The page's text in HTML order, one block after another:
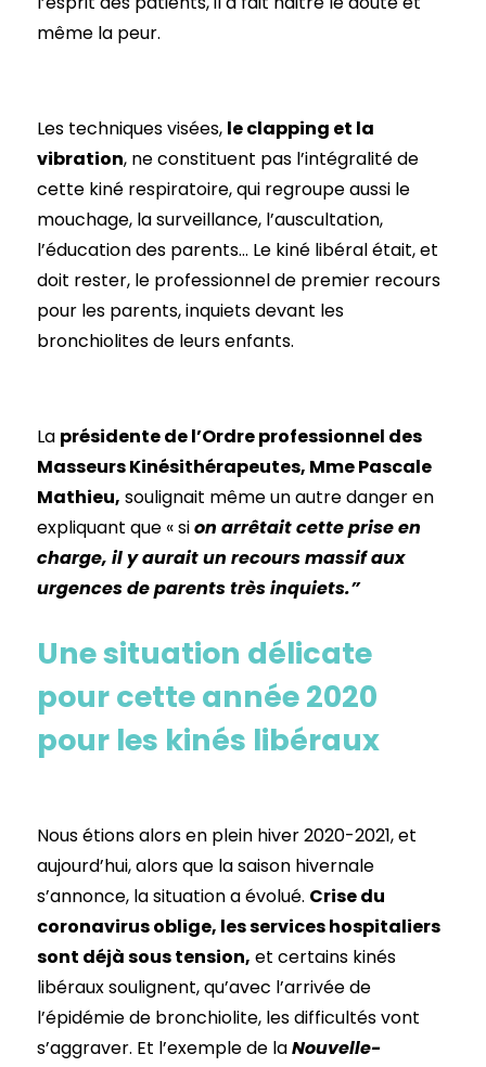
même la peur.
Les techniques visées, le clapping et la
vibration, ne constituent pas l’intégralité de
cette kiné respiratoire, qui regroupe aussi le
mouchage, la surveillance, l’auscultation,
l’éducation des parents… Le kiné libéral était, et
doit rester, le professionnel de premier recours
pour les parents, inquiets devant les
bronchiolites de leurs enfants.
La présidente de l’Ordre professionnel des
Masseurs Kinésithérapeutes, Mme Pascale
Mathieu, soulignait même un autre danger en
expliquant que « sion arrêtait cette prise en
charge, il y aurait un recours massif aux
urgences de parents très inquiets.”
Une situation délicate
pour cette année 2020
pour les kinés libéraux
Nous étions alors en plein hiver 2020-2021, et
aujourd’hui, alors que la saison hivernale
s’annonce, la situation a évolué. Crise du
coronavirus oblige, les services hospitaliers
sont déjà sous tension, et certains kinés
libéraux soulignent, qu’avec l’arrivée de
l’épidémie de bronchiolite, les difficultés vont
s’aggraver. Et l’exemple de laNouvelle-